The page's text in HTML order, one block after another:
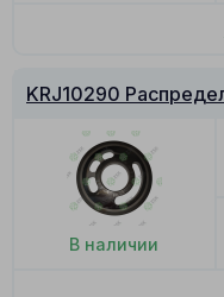
KRJ10290
В наличии